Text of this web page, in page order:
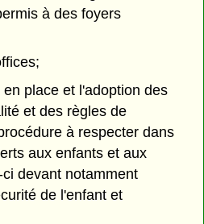
à des foyers
place et l'adoption des
et des règles de
à respecter dans
aux enfants et aux
devant notamment
de l'enfant et